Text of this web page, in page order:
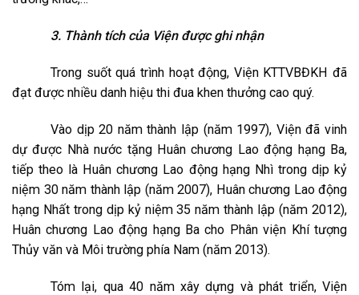
3. Thành tích của Viện được ghi nhận
Trong suốt quá trình hoạt động, Viện KTTVBĐKH đã
đạt được nhiều danh hiệu thi đua khen thưởng cao quý.
Vào dịp 20 năm thành lập (năm 1997), Viện đã vinh
dự được Nhà nước tặng Huân chương Lao động hạng Ba,
tiếp theo là Huân chương Lao động hạng Nhì trong dịp kỷ
niệm 30 năm thành lập (năm 2007), Huân chương Lao động
hạng Nhất trong dịp kỷ niệm 35 năm thành lập (năm 2012),
Huân chương Lao động hạng Ba cho Phân viện Khí tượng
Thủy văn và Môi trường phía Nam (năm 2013).
Tóm lại, qua 40 năm xây dựng và phát triển, Viện